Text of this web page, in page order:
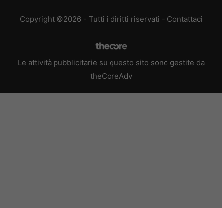
Copyright ©2026 - Tutti i diritti riservati - Contattaci
Le attività pubblicitarie su questo sito sono gestite da
theCoreAdv